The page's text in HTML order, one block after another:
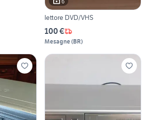
lettore DVD/VHS
100 €
Mesagne(BR)